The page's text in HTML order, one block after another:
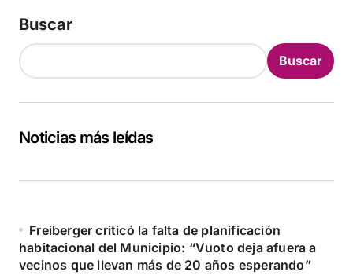
Buscar
Buscar
Noticias más leídas
Freiberger criticó la falta de planificación
habitacional del Municipio: “Vuoto deja afuera a
vecinos que llevan más de 20 años esperando”